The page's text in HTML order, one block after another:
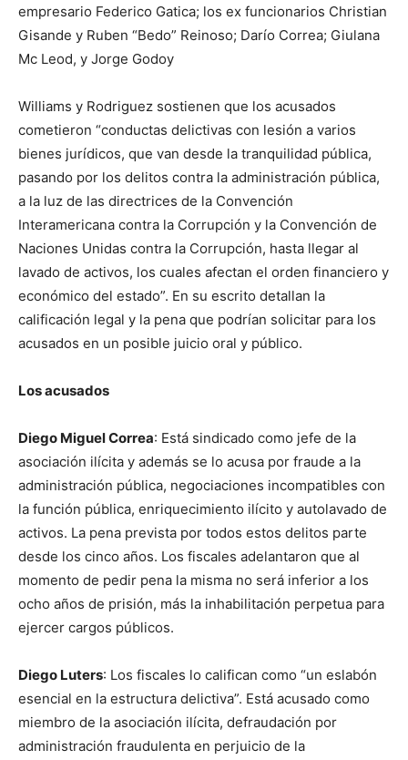
empresario Federico Gatica; los ex funcionarios Christian
Gisande y Ruben “Bedo” Reinoso; Darío Correa; Giulana
Mc Leod, y Jorge Godoy
Williams y Rodriguez sostienen que los acusados
cometieron “conductas delictivas con lesión a varios
bienes jurídicos, que van desde la tranquilidad pública,
pasando por los delitos contra la administración pública,
a la luz de las directrices de la Convención
Interamericana contra la Corrupción y la Convención de
Naciones Unidas contra la Corrupción, hasta llegar al
lavado de activos, los cuales afectan el orden financiero y
económico del estado”. En su escrito detallan la
calificación legal y la pena que podrían solicitar para los
acusados en un posible juicio oral y público.
Los acusados
Diego Miguel Correa: Está sindicado como jefe de la
asociación ilícita y además se lo acusa por fraude a la
administración pública, negociaciones incompatibles con
la función pública, enriquecimiento ilícito y autolavado de
activos. La pena prevista por todos estos delitos parte
desde los cinco años. Los fiscales adelantaron que al
momento de pedir pena la misma no será inferior a los
ocho años de prisión, más la inhabilitación perpetua para
ejercer cargos públicos.
Diego Luters: Los fiscales lo califican como “un eslabón
esencial en la estructura delictiva”. Está acusado como
miembro de la asociación ilícita, defraudación por
administración fraudulenta en perjuicio de la